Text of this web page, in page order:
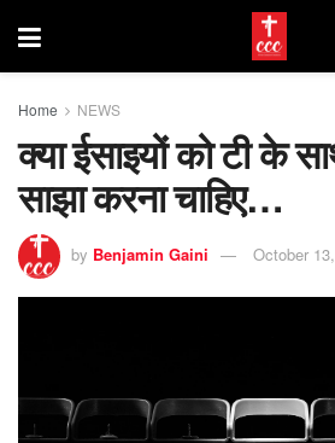
Home NEWS
क्या ईसाइयों को टी के
साझा करना चाहिए…
by Benjamin Gaini October